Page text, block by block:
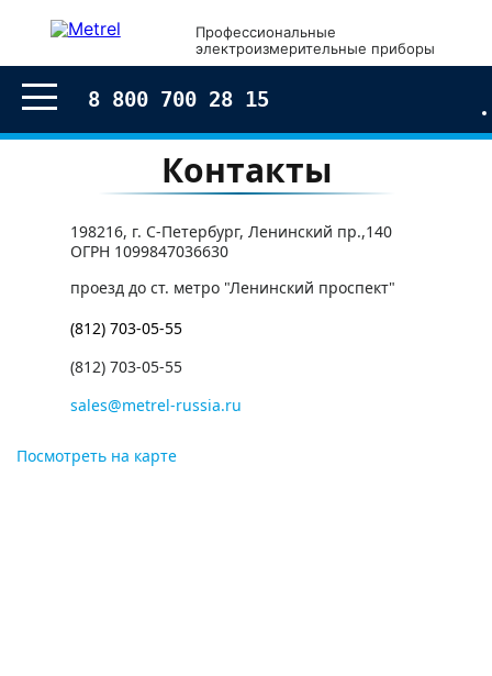
Профессиональные
электроизмерительные приборы
8 800 700 28 15
Контакты
198216, г. С-Петербург, Ленинский пр.,140
ОГРН 1099847036630
проезд до ст. метро "Ленинский проспект"
(812) 703-05-55
(812) 703-05-55
sales@metrel-russia.ru
Посмотреть на карте